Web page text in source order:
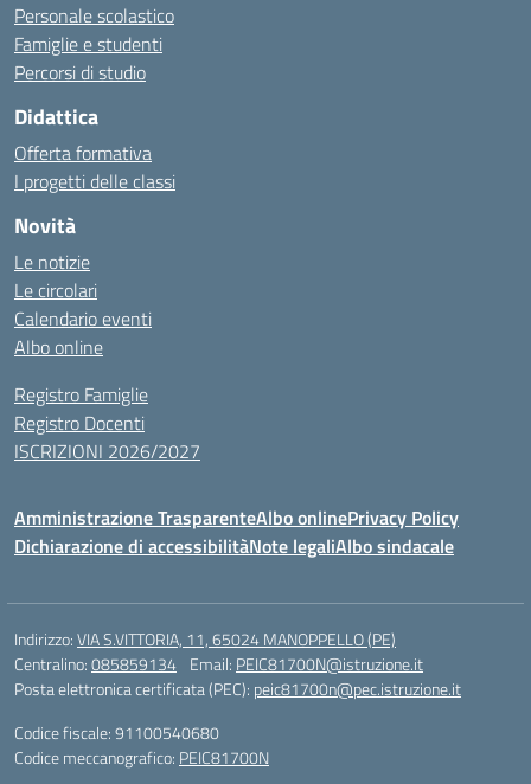
Personale scolastico
Famiglie e studenti
Percorsi di studio
Didattica
Offerta formativa
I progetti delle classi
Novità
Le notizie
Le circolari
Calendario eventi
Albo online
Registro Famiglie
Registro Docenti
ISCRIZIONI 2026/2027
Amministrazione TrasparenteAlbo onlinePrivacy Policy
Dichiarazione di accessibilitàNote legaliAlbo sindacale
Indirizzo:VIA S.VITTORIA, 11, 65024 MANOPPELLO (PE)
Centralino:085859134 Email: PEIC81700N@istruzione.it
Posta elettronica certificata (PEC): peic81700n@pec.istruzione.it
Codice fiscale: 91100540680
Codice meccanografico: PEIC81700N